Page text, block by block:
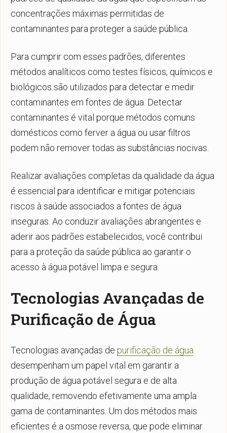
concentrações máximas permitidas de
contaminantes para proteger a saúde pública.
Para cumprir com esses padrões, diferentes
métodos analíticos como testes físicos, químicos e
biológicos são utilizados para detectar e medir
contaminantes em fontes de água. Detectar
contaminantes é vital porque métodos comuns
domésticos como ferver a água ou usar filtros
podem não remover todas as substâncias nocivas.
Realizar avaliações completas da qualidade da água
é essencial para identificar e mitigar potenciais
riscos à saúde associados a fontes de água
inseguras. Ao conduzir avaliações abrangentes e
aderir aos padrões estabelecidos, você contribui
para a proteção da saúde pública ao garantir o
acesso à água potável limpa e segura.
Tecnologias Avançadas de
Purificação de Água
Tecnologias avançadas de purificação de água
desempenham um papel vital em garantir a
produção de água potável segura e de alta
qualidade, removendo efetivamente uma ampla
gama de contaminantes. Um dos métodos mais
eficientes é a osmose reversa, que pode eliminar